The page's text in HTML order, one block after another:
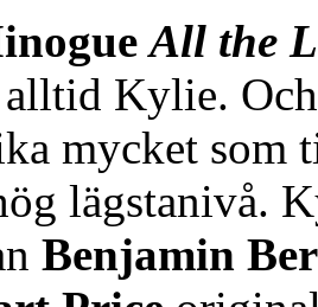
All the
Kylie. Och
mycket som
lägstanivå.
Benjamin